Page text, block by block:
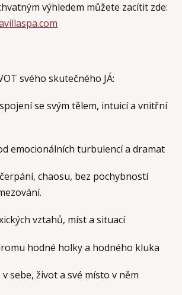
výhledem můžete zacítit zde:
svého skutečného JÁ:
se svým tělem, intuicí a vnitřní
emocionálních turbulencí a dramat
chaosu, bez pochybností
vztahů, míst a situací
hodné holky a hodného kluka
sebe, život a své místo v něm